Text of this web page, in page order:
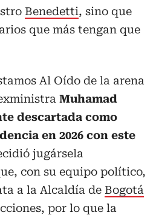
Benedetti, sino que
que más tengan que
Al Oído de la arena
Muhamad
descartada como
en 2026 con este
jugársela
con su equipo político,
a la Alcaldía de Bogotá
por lo que la